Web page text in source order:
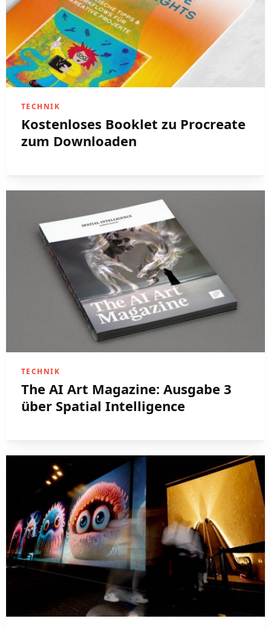
TECHNIK
Kostenloses Booklet zu Procreate
zum Downloaden
TECHNIK
The AI Art Magazine: Ausgabe 3
über Spatial Intelligence